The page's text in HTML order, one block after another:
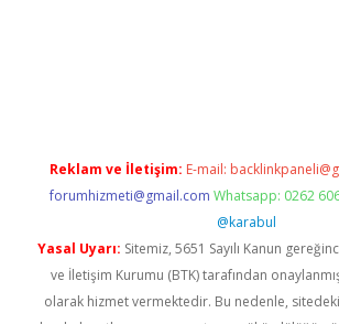
Reklam ve İletişim: E-mail:
forumhizmeti@gmail.com Whatsapp: 0262
@karabul
Yasal Uyarı: Sitemiz, 5651 Sayılı Kanun
ve İletişim Kurumu (BTK) tarafından
olarak hizmet vermektedir. Bu nedenle,